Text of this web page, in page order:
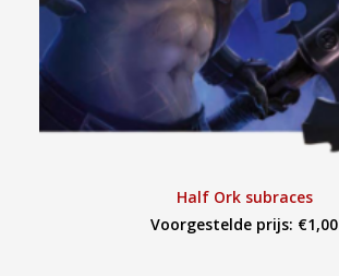
TOEVOEGEN AAN WINKELWAGEN
Half Ork subraces
Voorgestelde prijs: €1,00